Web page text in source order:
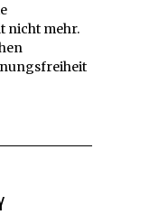
nicht mehr.